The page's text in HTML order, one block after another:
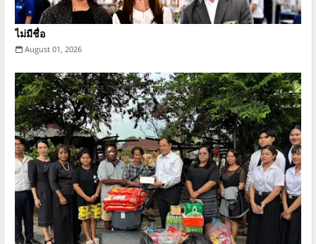
ไม่มีชื่อ
August 01, 2026